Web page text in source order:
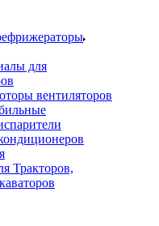
для
вентиляторов
Тракторов,